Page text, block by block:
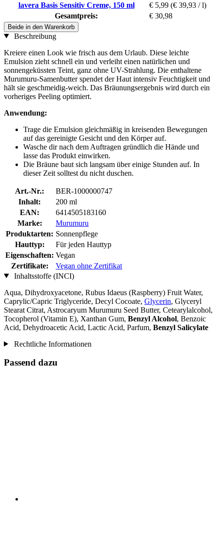
lavera Basis Sensitiv Creme, 150 ml
€ 5,99 (€ 39,93 / l)
Gesamtpreis:
€ 30,98
Beide in den Warenkorb
Beschreibung
Kreiere einen Look wie frisch aus dem Urlaub. Diese leichte
Emulsion zieht schnell ein und verleiht einen natürlichen und
sonnengeküssten Teint, ganz ohne UV-Strahlung. Die enthaltene
Murumuru-Samenbutter spendet der Haut intensiv Feuchtigkeit und
hält sie geschmeidig-weich. Das Bräunungsergebnis wird durch ein
vorheriges Peeling optimiert.
Anwendung:
Trage die Emulsion gleichmäßig in kreisenden Bewegungen
auf das gereinigte Gesicht und den Körper auf.
Wasche dir nach dem Auftragen gründlich die Hände und
lasse das Produkt einwirken.
Die Bräune baut sich langsam über einige Stunden auf. In
dieser Zeit solltest du nicht duschen.
Art.-Nr.:
BER-1000000747
Inhalt:
200 ml
EAN:
6414505183160
Marke:
Murumuru
Produktarten: Sonnenpflege
Hauttyp:
Für jeden Hauttyp
Eigenschaften: Vegan
Zertifikate:
Vegan ohne Zertifikat
Inhaltsstoffe (INCI)
Aqua, Dihydroxyacetone, Rubus Idaeus (Raspberry) Fruit Water,
Caprylic/Capric Triglyceride, Decyl Cocoate, Glycerin, Glyceryl
Stearat Citrat, Astrocaryum Murumuru Seed Butter, Cetearylalcohol,
Tocopherol (Vitamin E), Xanthan Gum, Benzyl Alcohol, Benzoic
Acid, Dehydroacetic Acid, Lactic Acid, Parfum, Benzyl Salicylate
Rechtliche Informationen
Passend dazu